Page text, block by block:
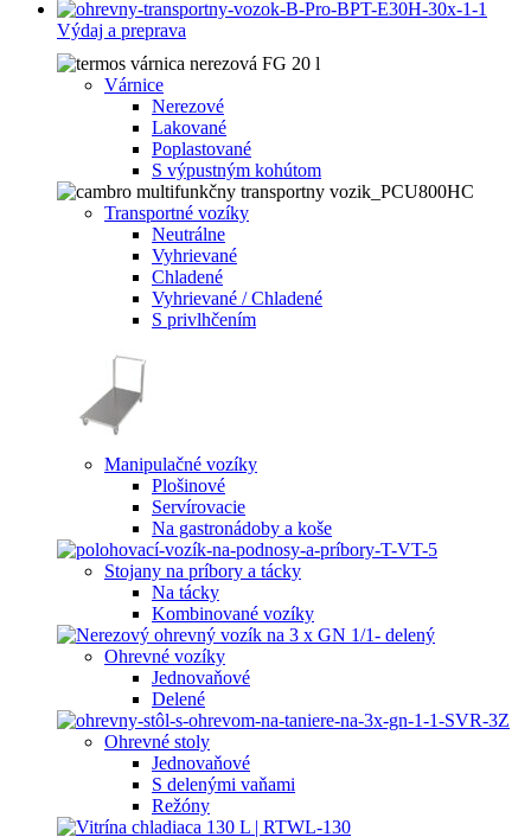
Výdaj a preprava
Várnice
Nerezové
Lakované
Poplastované
S výpustným kohútom
Transportné vozíky
Neutrálne
Vyhrievané
Chladené
Vyhrievané / Chladené
S privlhčením
Manipulačné vozíky
Plošinové
Servírovacie
Na gastronádoby a koše
Stojany na príbory a tácky
Na tácky
Kombinované vozíky
Ohrevné vozíky
Jednovaňové
Delené
Ohrevné stoly
Jednovaňové
S delenými vaňami
Režóny